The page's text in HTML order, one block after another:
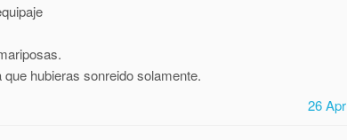
hubieras sonreido solamente.
26 Apr